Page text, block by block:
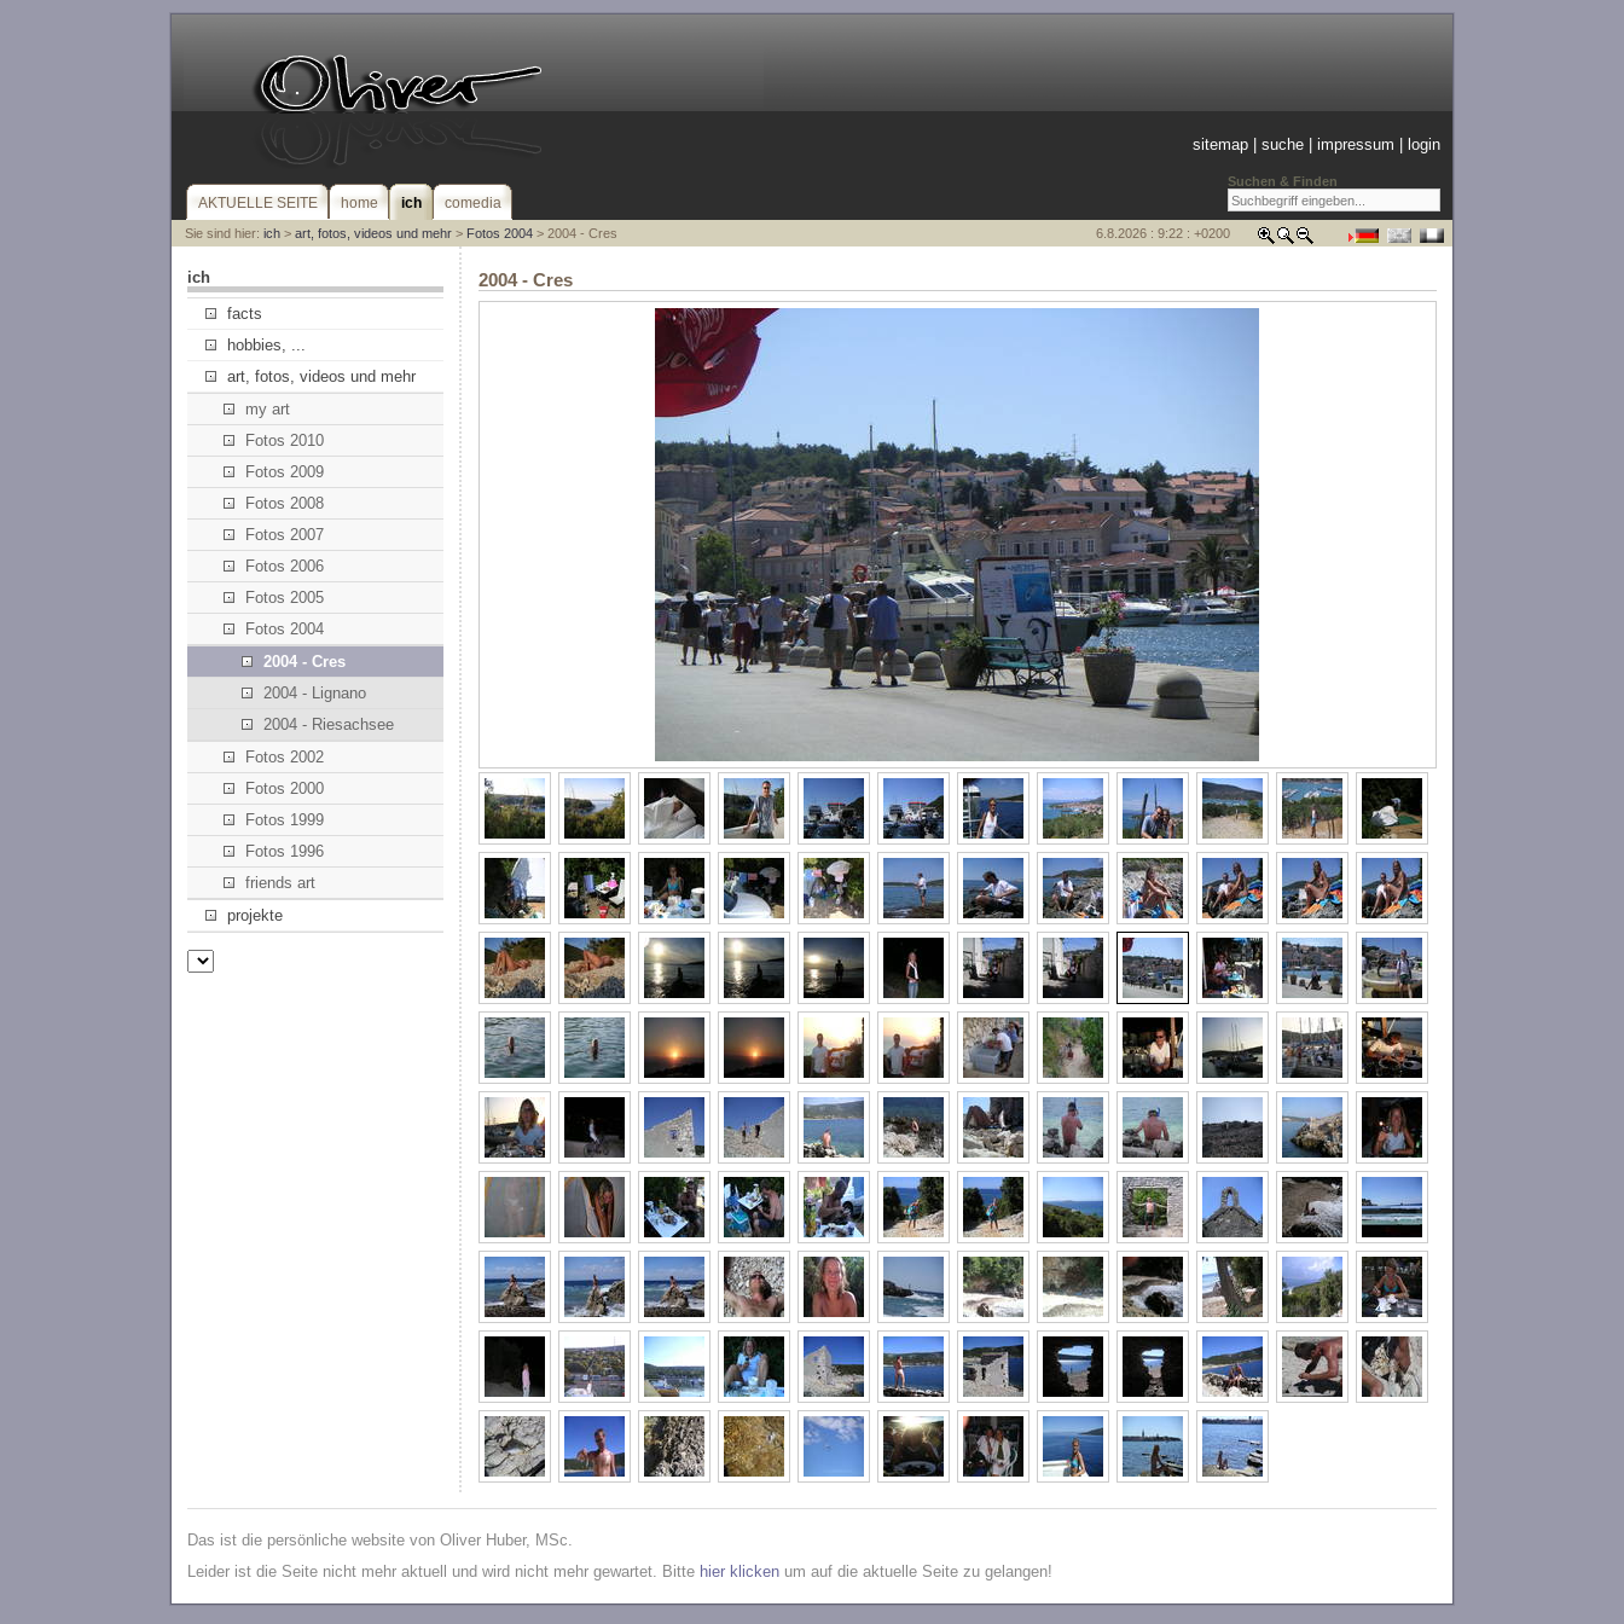
Suchen & Finden
sitemap |suche |impressum login
AKTUELLE SEITE home ich comedia
Sie sind hier: ich> art, fotos, videos und mehr> Fotos 2004> 2004 - Cres 6.8.2026 : 9:22 : +0200
ich
facts
hobbies, ...
art, fotos, videos und mehr
my art
Fotos 2010
Fotos 2009
Fotos 2008
Fotos 2007
Fotos 2006
Fotos 2005
Fotos 2004
2004 - Cres
2004 - Lignano
2004 - Riesachsee
Fotos 2002
Fotos 2000
Fotos 1999
Fotos 1996
friends art
projekte
2004 - Cres
Das ist die persönliche website von Oliver Huber, MSc.
Leider ist die Seite nicht mehr aktuell und wird nicht mehr gewartet. Bitte hier klicken um auf die aktuelle Seite zu gelangen!